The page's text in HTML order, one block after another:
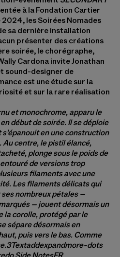
à la Fondation Cartier
les Soirées Nomades
sa dernière installation
présenter des créations
soirée, le chorégraphe,
Cardona invite Jonathan
sound-designer de
est une étude sur la
et sur la rare réalisation
et monochrome, apparu le
début de soirée. Il se déploie
en une construction
Au centre, le pistil élancé,
plonge sous le poids de
de versions trop
filaments avec une
Les filaments délicats qui
nombreux pétales –
– jouent désormais un
la corolle, protégé par le
sépare désormais en
puis vers le bas. Comme
dots